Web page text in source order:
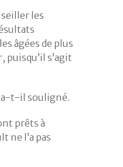
les
âgées de plus
s’agit
a-t-il souligné.
prêts à
ne l’a pas